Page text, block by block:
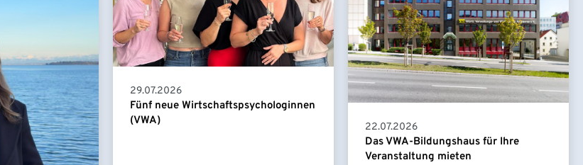
29.07.2026
Fünf neue Wirtschaftspsychologinnen
(VWA)
22.07.2026
Das VWA-Bildungshaus für Ihre
Veranstaltung mieten